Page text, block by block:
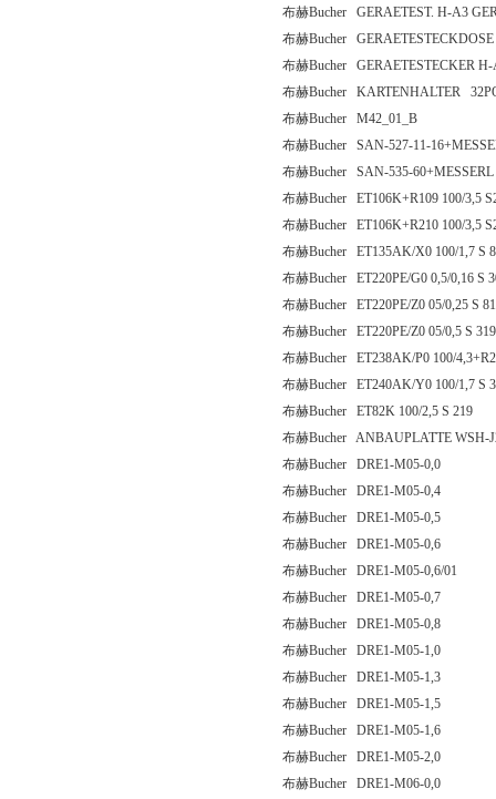
布赫Bucher GERAETEST. H-A3
布赫Bucher
布赫Bucher GERAETESTECKER H-
布赫Bucher KARTENHALTER
布赫Bucher M42_01_B
布赫Bucher SAN-527-11-
布赫Bucher SAN-535-
布赫Bucher ET106K+R109 100/3,5
布赫Bucher ET106K+R210 100/3,5
布赫Bucher ET135AK/X0 100/1,7 S
布赫Bucher ET220PE/G0 0,5/0,16 S
布赫Bucher ET220PE/Z0 05/0,25 S
布赫Bucher ET220PE/Z0 05/0,5 S
布赫Bucher ET238AK/P0 100/
布赫Bucher ET240AK/Y0 100/1,7 S
布赫Bucher ET82K 100/2,5 S 219
布赫Bucher ANBAUPLATTE WSH-
布赫Bucher DRE1-M05-0,0
布赫Bucher DRE1-M05-0,4
布赫Bucher DRE1-M05-0,5
布赫Bucher DRE1-M05-0,6
布赫Bucher DRE1-M05-0,6/01
布赫Bucher DRE1-M05-0,7
布赫Bucher DRE1-M05-0,8
布赫Bucher DRE1-M05-1,0
布赫Bucher DRE1-M05-1,3
布赫Bucher DRE1-M05-1,5
布赫Bucher DRE1-M05-1,6
布赫Bucher DRE1-M05-2,0
布赫Bucher DRE1-M06-0,0